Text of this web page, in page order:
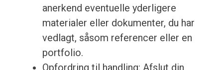
anerkend eventuelle yderligere
materialer eller dokumenter, du har
vedlagt, såsom referencer eller en
portfolio.
Opfordring til handling: Afslut din